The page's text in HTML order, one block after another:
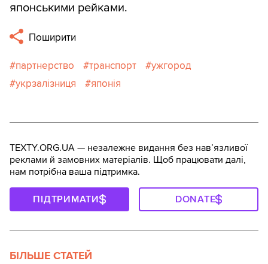
японськими рейками.
Поширити
партнерство транспорт
ужгород
укрзалізниця
японія
TEXTY.ORG.UA — незалежне видання без навʼязливої
реклами й замовних матеріалів. Щоб працювати далі,
нам потрібна ваша підтримка.
ПІДТРИМАТИ DONATE
БІЛЬШЕ СТАТЕЙ